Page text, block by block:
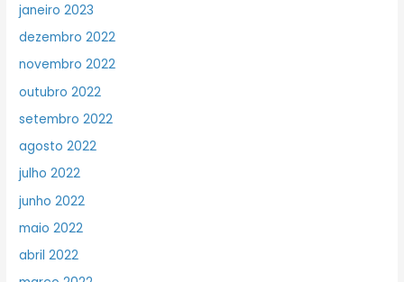
janeiro 2023
dezembro 2022
novembro 2022
outubro 2022
setembro 2022
agosto 2022
julho 2022
junho 2022
maio 2022
abril 2022